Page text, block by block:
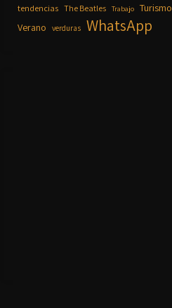
tendencias The Beatles Trabajo Turismo
Verano verduras WhatsApp